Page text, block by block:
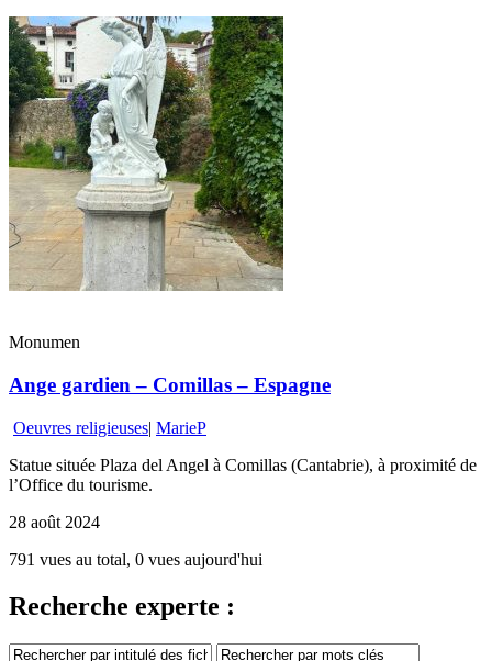
Monumen
Ange gardien – Comillas – Espagne
Oeuvres religieuses| MarieP
Statue située Plaza del Angel à Comillas (Cantabrie), à proximité de
l’Office du tourisme.
28 août 2024
791 vues au total, 0 vues aujourd'hui
Recherche experte :